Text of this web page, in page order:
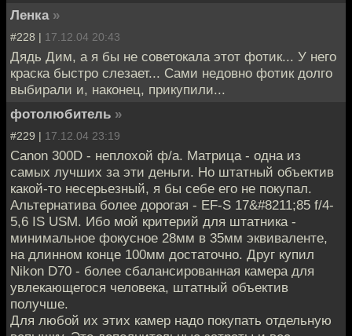
Ленка »
#228 | 17.12.04 20:43
Дядь Дим, а я бы не советокала этот фотик... У него
краска быстро слезает... Сами недовно фотик долго
выбирали и, наконец, прикупили...
фотолюбитель »
#229 | 17.12.04 23:19
Canon 300D - неплохой ф/а. Матрица - одна из
самых лучших за эти деньги. Но штатный объектив
какой-то несерьезный, я бы себе его не покупал.
Альтернатива более дорогая - EF-S 17&#8211;85 f/4-
5,6 IS USM. Ибо мой критерий для штатника -
минимальное фокусное 28мм в 35мм эквиваленте,
на длинном конце 100мм достаточно. Друг купил
Nikon D70 - более сбалансированная камера для
увлекающегося человека, штатный объектив
получше.
Для любой их этих камер надо покупать отдельную